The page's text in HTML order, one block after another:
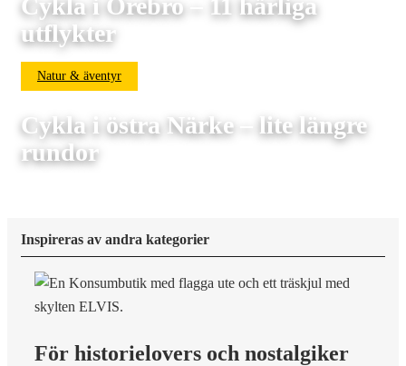
Cykla i Örebro – 11 härliga
utflykter
Natur & äventyr
Cykla i östra Närke – lite längre
rundor
Inspireras av andra kategorier
För historielovers och nostalgiker